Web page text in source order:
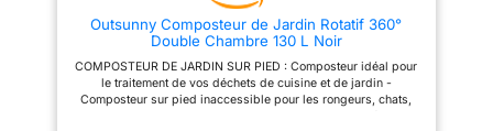
coulissante du composteur à
tambour facilite le chargement
surélevée empêche les animaux
indésirables d'y pénétrer et
contribue à maintenir un jardin
Outsunny Composteur de Jardin Rotatif 360°
Double Chambre 130 L Noir
COMPOSTEUR DE JARDIN SUR PIED : Composteur idéal pour
le traitement de vos déchets de cuisine et de jardin -
Composteur sur pied inaccessible pour les rongeurs, chats,